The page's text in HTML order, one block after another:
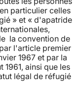
particulier celles
» et « d'apatride
la convention de
l'article premier
1967 et par la
ainsi que les
légal de réfugié